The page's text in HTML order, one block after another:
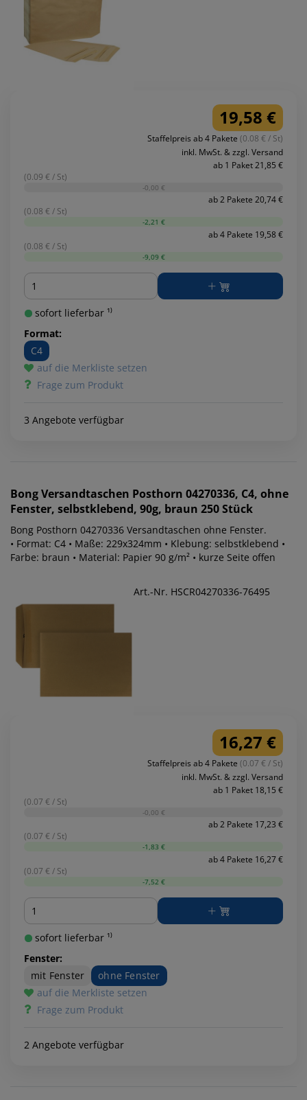
19,58 €
Staffelpreis ab 4 Pakete (0.08 € / St)
inkl. MwSt. & zzgl. Versand
ab 1 Paket 21,85 €
(0.09 € / St)
-0,00 €
ab 2 Pakete 20,74 €
(0.08 € / St)
-2,21 €
ab 4 Pakete 19,58 €
(0.08 € / St)
-9,09 €
Menge
sofort lieferbar ¹⁾
Format:
C4
auf die Merkliste setzen
Frage zum Produkt
3 Angebote verfügbar
BongVersandtaschen Posthorn 04270336, C4, ohne
Fenster, selbstklebend, 90g, braun 250 Stück
Bong Posthorn 04270336 Versandtaschen ohne Fenster.
• Format: C4 • Maße: 229x324mm • Klebung: selbstklebend •
Farbe: braun • Material: Papier 90 g/m² • kurze Seite offen
Art.-Nr. HSCR04270336-76495
16,27 €
Staffelpreis ab 4 Pakete (0.07 € / St)
inkl. MwSt. & zzgl. Versand
ab 1 Paket 18,15 €
(0.07 € / St)
-0,00 €
ab 2 Pakete 17,23 €
(0.07 € / St)
-1,83 €
ab 4 Pakete 16,27 €
(0.07 € / St)
-7,52 €
Menge
sofort lieferbar ¹⁾
Fenster:
mit Fenster
ohne Fenster
auf die Merkliste setzen
Frage zum Produkt
2 Angebote verfügbar